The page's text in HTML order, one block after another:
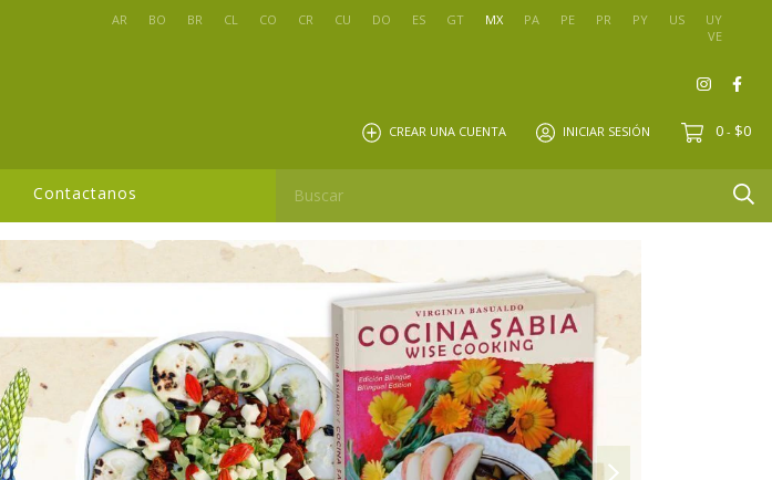
AR BO BR CL CO CR CU DO ES GT MX PA PE PR PY US
UY
VE
CREAR UNA CUENTA INICIAR SESIÓN 0 - $0
Contactanos